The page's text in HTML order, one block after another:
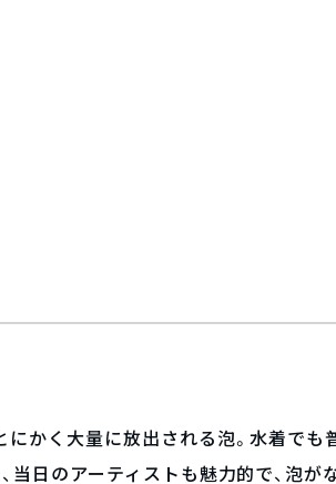
かく大量に放出される泡。水着でも
当日のアーティストも魅力的で、泡が